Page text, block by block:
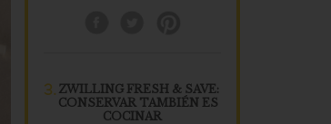
3. ZWILLING FRESH & SAVE:
CONSERVAR TAMBIÉN ES
COCINAR